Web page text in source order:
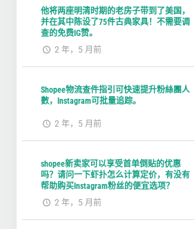
他将两座明清时期的老房子带到了美国，
并在其中陈设了75件古典家具！不需要调
查的免费IG赞。
2 年，5 月前
Shopee物流查件指引可快速提升粉絲團人
數，Instagram可批量追踪。
2 年，5 月前
shopee新卖家可以享受首单倒贴的优惠
吗？请问一下虾扑怎么计算定价，有没有
帮助购买Instagram粉丝的便宜选项？
2 年，5 月前